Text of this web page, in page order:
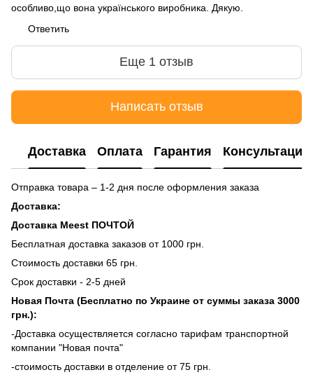
особливо,що вона українського виробника. Дякую.
Ответить
Еще 1 отзыв
Написать отзыв
Доставка Оплата Гарантия Консультация
Отправка товара – 1-2 дня после оформления заказа
Доставка:
Доставка Meest ПОЧТОЙ
Бесплатная доставка заказов от 1000 грн.
Стоимость доставки 65 грн.
Срок доставки - 2-5 дней
Новая Почта (Бесплатно по Украине от суммы заказа 3000
грн.):
-Доставка осуществляется согласно тарифам транспортной
компании "Новая почта"
-стоимость доставки в отделение от 75 грн.